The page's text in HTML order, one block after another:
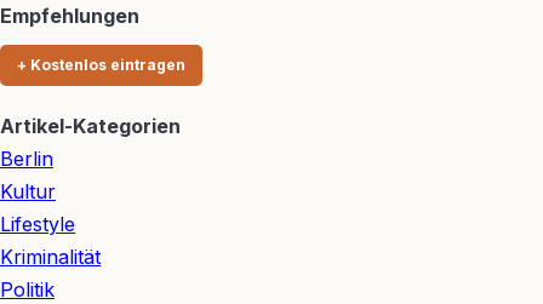
Empfehlungen
+ Kostenlos eintragen
Artikel-Kategorien
Berlin
Kultur
Lifestyle
Kriminalität
Politik